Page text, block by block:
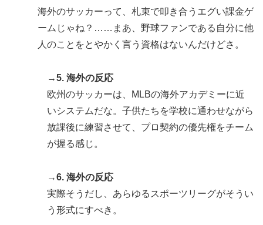
海外のサッカーって、札束で叩き合うエグい課金ゲ
ームじゃね？……まあ、野球ファンである自分に他
人のことをとやかく言う資格はないんだけどさ。
→5. 海外の反応
欧州のサッカーは、MLBの海外アカデミーに近
いシステムだな。子供たちを学校に通わせながら
放課後に練習させて、プロ契約の優先権をチーム
が握る感じ。
→6. 海外の反応
実際そうだし、あらゆるスポーツリーグがそうい
う形式にすべき。